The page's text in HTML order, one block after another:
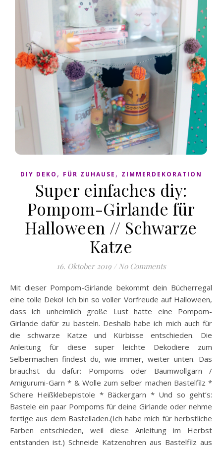
DIY DEKO , FÜR ZUHAUSE , ZIMMERDEKORATION
Super einfaches diy:
Pompom-Girlande für
Halloween // Schwarze
Katze
16. Oktober 2019 / No Comments
Mit dieser Pompom-Girlande bekommt dein Bücherregal
eine tolle Deko! Ich bin so voller Vorfreude auf Halloween,
dass ich unheimlich große Lust hatte eine Pompom-
Girlande dafür zu basteln. Deshalb habe ich mich auch für
die schwarze Katze und Kürbisse entschieden. Die
Anleitung für diese super leichte Dekodiere zum
Selbermachen findest du, wie immer, weiter unten. Das
brauchst du dafür: Pompoms oder Baumwollgarn /
Amigurumi-Garn * & Wolle zum selber machen Bastelfilz *
Schere Heißklebepistole * Bäckergarn * Und so geht’s:
Bastele ein paar Pompoms für deine Girlande oder nehme
fertige aus dem Bastelladen.(Ich habe mich für herbstliche
Farben entschieden, weil diese Anleitung im Herbst
entstanden ist.) Schneide Katzenohren aus Bastelfilz aus